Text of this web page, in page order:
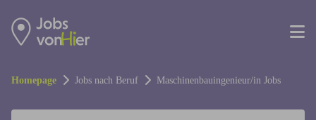
Homepage Jobs nach Beruf Maschinenbauingenieur/in Jobs